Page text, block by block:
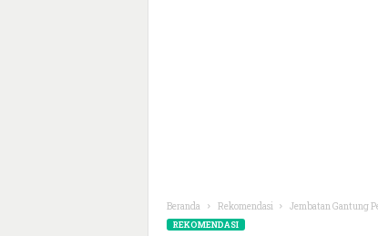
Beranda Rekomendasi Jembatan Gantung
REKOMENDASI